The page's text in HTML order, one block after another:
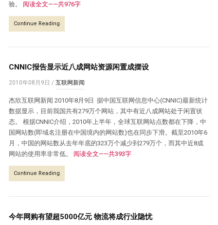
验。 阅读全文——共976字
Continue Reading
CNNIC报告显示近八成网站资源闲置成摆设
2010年08月9日 / 互联网新闻
杰欣互联网新闻 2010年8月9日 据中国互联网信息中心(CNNIC)最新统计
数据显示，目前我国共有279万个网站，其中有近八成网站处于闲置状
态。 根据CNNIC介绍，2010年上半年，全球互联网站点数都在下降，中
国网站数(即域名注册在中国境内的网站数)也在同步下滑。截至2010年6
月，中国的网站数从去年年底的323万个减少到279万个，而其中近8成
网站的使用率非常低。 阅读全文——共393字
Continue Reading
今年网购有望超5000亿元 物流将成行业隐忧